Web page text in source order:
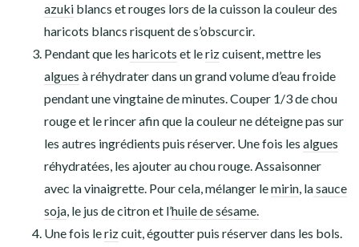
azuki blancs et rouges lors de la cuisson la couleur des
haricots blancs risquent de s’obscurcir.
Pendant que les haricots et lerizcuisent, mettre les
algues à réhydrater dans un grand volume d’eau froide
pendant une vingtaine de minutes. Couper 1/3 de chou
rouge et le rincer afin que la couleur ne déteigne pas sur
les autres ingrédients puis réserver. Une fois les algues
réhydratées, les ajouter au chou rouge. Assaisonner
avec la vinaigrette. Pour cela, mélanger lemirin, lasauce
soja, le jus de citron et l’huile de sésame.
Une fois lerizcuit, égoutter puis réserver dans les bols.